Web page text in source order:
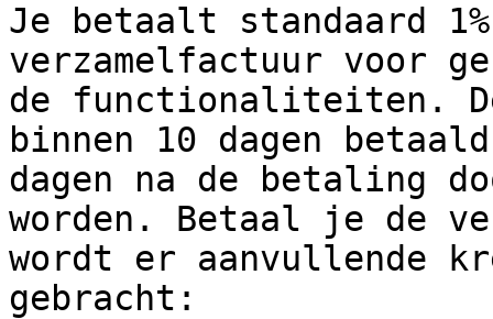
Je betaalt standaard
verzamelfactuur voor
de functionaliteiten.
binnen 10 dagen
dagen na de betaling
worden. Betaal je de
wordt er aanvullende
gebracht: